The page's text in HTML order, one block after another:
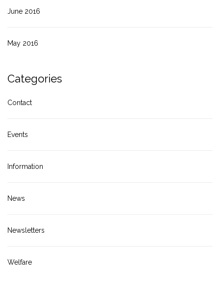
June 2016
May 2016
Categories
Contact
Events
Information
News
Newsletters
Welfare